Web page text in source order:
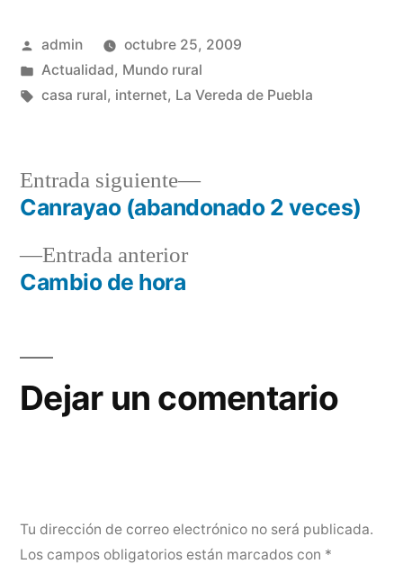
Publicado
por
admin
octubre 25, 2009
Publicado
en
Actualidad, Mundo rural
Etiquetas:
casa rural, internet, La Vereda de Puebla
Navegación
deEntrada anteriorEntrada
Cambio de hora
Entrada siguiente
Entrada
siguiente:
Canrayao (abandonado 2 veces)
Dejar un comentario
Tu dirección de correo electrónico no será publicada.
Los campos obligatorios están marcados con *